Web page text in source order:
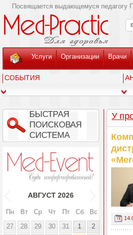
Посвящается выдающемуся педагогу
Услуги Организации Врачи
СОБЫТИЯ
БЫСТРАЯ
ПОИСКОВАЯ
СИСТЕМА
АВГУСТ 2026
Пн Вт Ср Чт Пт Сб
Вс
27
28 29 30 31 1
2
У